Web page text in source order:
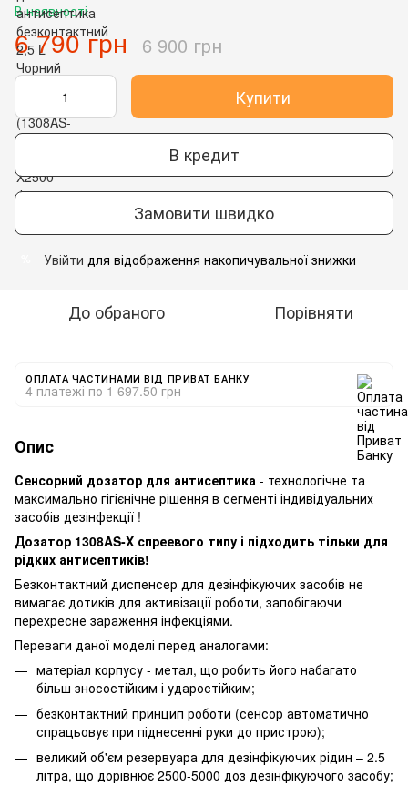
В наявності
6 790 грн 6 900 грн
Купити
В кредит
Замовити швидко
Увійти для відображення накопичувальної знижки
До обраного Порівняти
ОПЛАТА ЧАСТИНАМИ ВІД ПРИВАТ БАНКУ
4 платежі по 1 697.50 грн
Опис
Сенсорний дозатор для антисептика - технологічне та
максимально гігієнічне рішення в сегменті індивідуальних
засобів дезінфекції !
Дозатор 1308AS-X спреевого типу і підходить тільки для
рідких антисептиків!
Безконтактний диспенсер для дезінфікуючих засобів не
вимагає дотиків для активізації роботи, запобігаючи
перехресне зараження інфекціями.
Переваги даної моделі перед аналогами:
матеріал корпусу - метал, що робить його набагато
більш зносостійким і ударостійким;
безконтактний принцип роботи (сенсор автоматично
спрацьовує при піднесенні руки до пристрою);
великий об'єм резервуара для дезінфікуючих рідин – 2.5
літра, що дорівнює 2500-5000 доз дезінфікуючого засобу;